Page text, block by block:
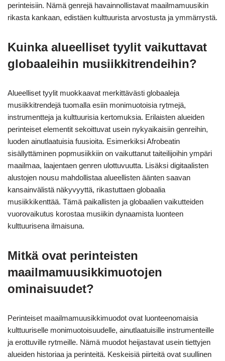
perinteisiin. Nämä genrejä havainnollistavat maailmamuusikin
rikasta kankaan, edistäen kulttuurista arvostusta ja ymmärrystä.
Kuinka alueelliset tyylit vaikuttavat
globaaleihin musiikkitrendeihin?
Alueelliset tyylit muokkaavat merkittävästi globaaleja
musiikkitrendejä tuomalla esiin monimuotoisia rytmejä,
instrumentteja ja kulttuurisia kertomuksia. Erilaisten alueiden
perinteiset elementit sekoittuvat usein nykyaikaisiin genreihin,
luoden ainutlaatuisia fuusioita. Esimerkiksi Afrobeatin
sisällyttäminen popmusiikkiin on vaikuttanut taiteilijoihin ympäri
maailmaa, laajentaen genren ulottuvuutta. Lisäksi digitaalisten
alustojen nousu mahdollistaa alueellisten äänten saavan
kansainvälistä näkyvyyttä, rikastuttaen globaalia
musiikkikenttää. Tämä paikallisten ja globaalien vaikutteiden
vuorovaikutus korostaa musiikin dynaamista luonteen
kulttuurisena ilmaisuna.
Mitkä ovat perinteisten
maailmamuusikkimuotojen
ominaisuudet?
Perinteiset maailmamuusikkimuodot ovat luonteenomaisia
kulttuuriselle monimuotoisuudelle, ainutlaatuisille instrumenteille
ja erottuville rytmeille. Nämä muodot heijastavat usein tiettyjen
alueiden historiaa ja perinteitä. Keskeisiä piirteitä ovat suullinen